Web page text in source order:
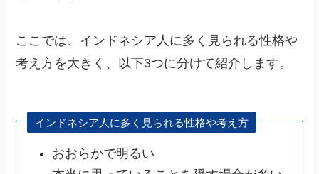
ここでは、インドネシア人に多く見られる性格や
考え方を大きく、以下3つに分けて紹介します。
インドネシア人に多く見られる性格や考え方
おおらかで明るい